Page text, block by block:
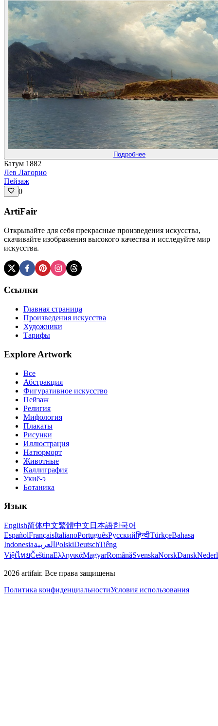
Подробнее
Батум 1882
Лев Лагорио
Пейзаж
0
ArtiFair
Открывайте для себя прекрасные произведения искусства,
скачивайте изображения высокого качества и исследуйте мир
искусства.
Ссылки
Главная страница
Произведения искусства
Художники
Тарифы
Explore Artwork
Все
Абстракция
Фигуративное искусство
Пейзаж
Религия
Мифология
Плакаты
Рисунки
Иллюстрация
Натюрморт
Животные
Каллиграфия
Укиё-э
Ботаника
Язык
English简体中文繁體中文 日本語한국어
EspañolFrançaisItalianoPortuguêsРусскийहिन्दीTürkçeBahasa
Indonesiaالعربية PolskiDeutschTiếng
ViệtไทยČeštinaΕλληνικάMagyarRomânăSvenskaNorskDansk
2026 artifair. Все права защищены
Политика конфиденциальностиУсловия использования